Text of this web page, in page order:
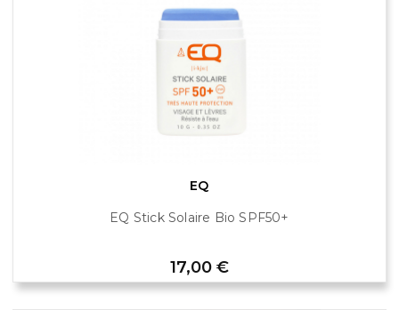
EQ
EQ Stick Solaire Bio SPF50+
Prix
17,00 €